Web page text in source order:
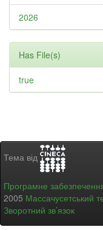
2026
Has File(s)
true
Тема від
Програмне
2005 Массачусетський
Зворотний зв’язок